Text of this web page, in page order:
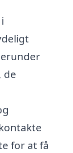
de
for at få